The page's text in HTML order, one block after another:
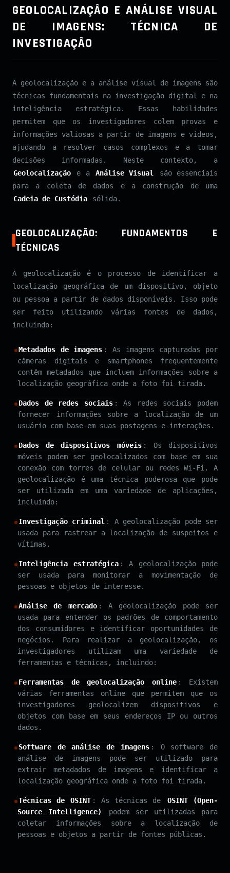
GEOLOCALIZAÇÃO E ANÁLISE VISUAL
DE IMAGENS: TÉCNICA DE
INVESTIGAÇÃO
A geolocalização e a análise visual de imagens são
técnicas fundamentais na investigação digital e na
inteligência estratégica. Essas habilidades
permitem que os investigadores colem provas e
informações valiosas a partir de imagens e vídeos,
ajudando a resolver casos complexos e a tomar
decisões informadas. Neste contexto, a
Geolocalização
e a Análise Visual
são essenciais
para a coleta de dados e a construção de uma
Cadeia de Custódia
sólida.
GEOLOCALIZAÇÃO: FUNDAMENTOS E
TÉCNICAS
A geolocalização é o processo de identificar a
localização geográfica de um dispositivo, objeto
ou pessoa a partir de dados disponíveis. Isso pode
ser feito utilizando várias fontes de dados,
incluindo:
Metadados de imagens : As imagens capturadas por
câmeras digitais e smartphones frequentemente
contêm metadados que incluem informações sobre a
localização geográfica onde a foto foi tirada.
Dados de redes sociais : As redes sociais podem
fornecer informações sobre a localização de um
usuário com base em suas postagens e interações.
Dados de dispositivos móveis : Os dispositivos
móveis podem ser geolocalizados com base em sua
conexão com torres de celular ou redes Wi-Fi. A
geolocalização é uma técnica poderosa que pode
ser utilizada em uma variedade de aplicações,
incluindo:
Investigação criminal : A geolocalização pode ser
usada para rastrear a localização de suspeitos e
vítimas.
Inteligência estratégica : A geolocalização pode
ser usada para monitorar a movimentação de
pessoas e objetos de interesse.
Análise de mercado : A geolocalização pode ser
usada para entender os padrões de comportamento
dos consumidores e identificar oportunidades de
negócios. Para realizar a geolocalização, os
investigadores utilizam uma variedade de
ferramentas e técnicas, incluindo:
Ferramentas de geolocalização online : Existem
várias ferramentas online que permitem que os
investigadores geolocalizem dispositivos e
objetos com base em seus endereços IP ou outros
dados.
Software de análise de imagens : O software de
análise de imagens pode ser utilizado para
extrair metadados de imagens e identificar a
localização geográfica onde a foto foi tirada.
Técnicas de OSINT : As técnicas de
OSINT (Open-
Source Intelligence)
podem ser utilizadas para
coletar informações sobre a localização de
pessoas e objetos a partir de fontes públicas.